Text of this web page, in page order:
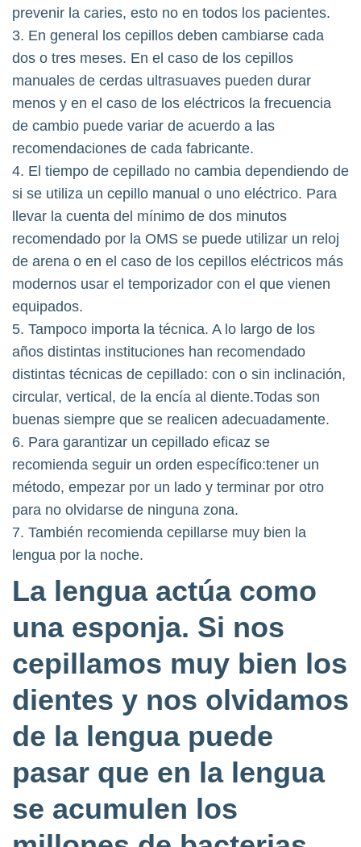
prevenir la caries, esto no en todos los pacientes.
3. En general los cepillos deben cambiarse cada
dos o tres meses. En el caso de los cepillos
manuales de cerdas ultrasuaves pueden durar
menos y en el caso de los eléctricos la frecuencia
de cambio puede variar de acuerdo a las
recomendaciones de cada fabricante.
4. El tiempo de cepillado no cambia dependiendo de
si se utiliza un cepillo manual o uno eléctrico. Para
llevar la cuenta del mínimo de dos minutos
recomendado por la OMS se puede utilizar un reloj
de arena o en el caso de los cepillos eléctricos más
modernos usar el temporizador con el que vienen
equipados.
5. Tampoco importa la técnica. A lo largo de los
años distintas instituciones han recomendado
distintas técnicas de cepillado: con o sin inclinación,
circular, vertical, de la encía al diente.Todas son
buenas siempre que se realicen adecuadamente.
6. Para garantizar un cepillado eficaz se
recomienda seguir un orden específico:tener un
método, empezar por un lado y terminar por otro
para no olvidarse de ninguna zona.
7. También recomienda cepillarse muy bien la
lengua por la noche.
La lengua actúa como
una esponja. Si nos
cepillamos muy bien los
dientes y nos olvidamos
de la lengua puede
pasar que en la lengua
se acumulen los